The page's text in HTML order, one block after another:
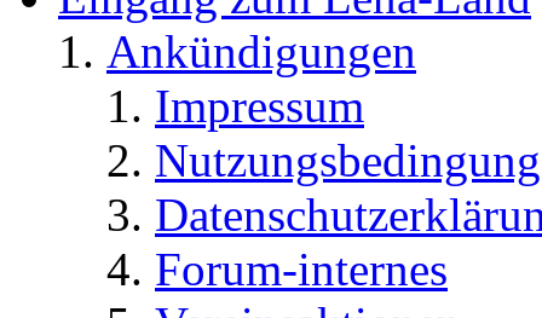
Ankündigungen
Impressum
Forum-internes